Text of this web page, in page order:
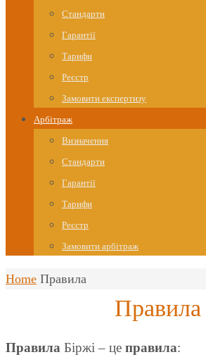
Стандарти
Гарантії
Тарифи
Реєстр
Замовити експертизу
Арбітраж
Визначення
Стандарти
Гарантії
Тарифи
Реєстр
Замовити арбітраж
Home Правила
Правила
Правила Біржі – це правила: